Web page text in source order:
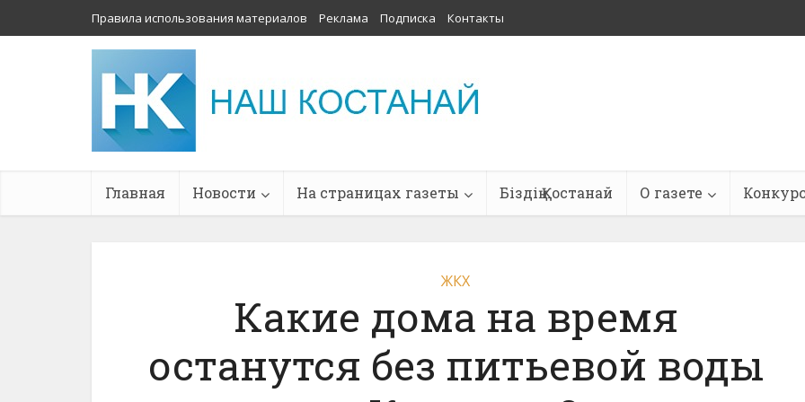
Правила использования материалов Реклама Подписка Контакты
Главная Новости На страницах газеты Біздің Қостанай О газете
ЖКХ
Какие дома на время
останутся без питьевой воды